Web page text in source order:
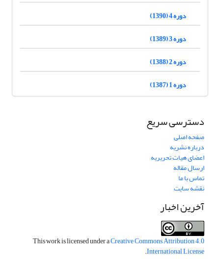
دوره 4 (1390)
دوره 3 (1389)
دوره 2 (1388)
دوره 1 (1387)
دسترسی سریع
صفحه اصلی
درباره نشریه
اعضای هیات تحریریه
ارسال مقاله
تماس با ما
نقشه سایت
آخرین اخبار
This work is licensed under aCreative Commons Attribution 4.0
International License
.